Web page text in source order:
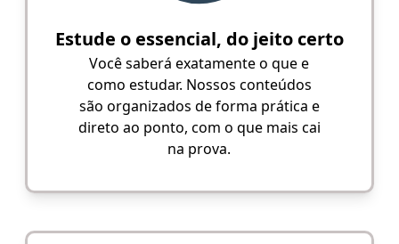
Estude o essencial, do jeito certo
Você saberá exatamente o que e
como estudar. Nossos conteúdos
são organizados de forma prática e
direto ao ponto, com o que mais cai
na prova.